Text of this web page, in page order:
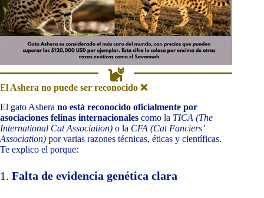
El Ashera no puede ser reconocido ❌
El gato Ashera no está reconocido oficialmente por
asociaciones felinas internacionales como la TICA (The
International Cat Association) o la CFA (Cat Fanciers’
Association) por varias razones técnicas, éticas y científicas.
Te explico el porque:
1. Falta de evidencia genética clara